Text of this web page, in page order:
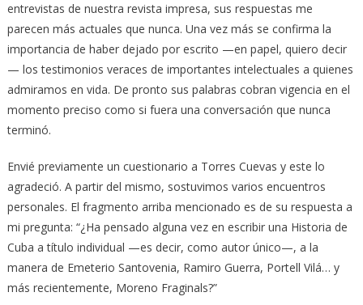
entrevistas de nuestra revista impresa, sus respuestas me
parecen más actuales que nunca. Una vez más se confirma la
importancia de haber dejado por escrito —en papel, quiero decir
— los testimonios veraces de importantes intelectuales a quienes
admiramos en vida. De pronto sus palabras cobran vigencia en el
momento preciso como si fuera una conversación que nunca
terminó.
Envié previamente un cuestionario a Torres Cuevas y este lo
agradeció. A partir del mismo, sostuvimos varios encuentros
personales. El fragmento arriba mencionado es de su respuesta a
mi pregunta: “¿Ha pensado alguna vez en escribir una Historia de
Cuba a título individual —es decir, como autor único—, a la
manera de Emeterio Santovenia, Ramiro Guerra, Portell Vilá… y
más recientemente, Moreno Fraginals?”